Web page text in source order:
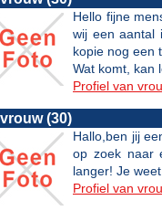
Hello fijne
wij een aantal
kopie nog een
Wat komt, kan
Profiel van
vrouw (30)
Hallo,ben jij
op zoek naar
langer! Je
Profiel van